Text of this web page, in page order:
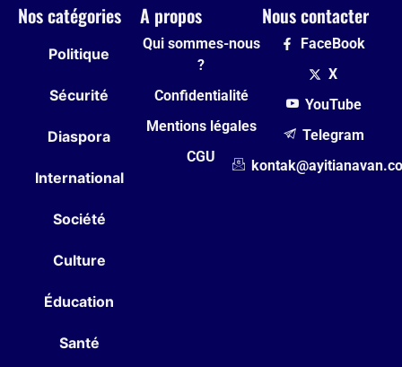
Nos catégories
Politique
Sécurité
Diaspora
International
Société
Culture
Éducation
Santé
A propos
Qui sommes-nous
?
Confidentialité
Mentions légales
CGU
Nous contacter
FaceBook
X
YouTube
Telegram